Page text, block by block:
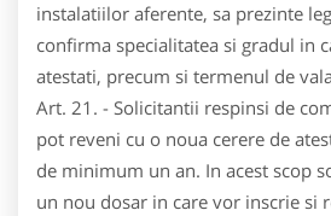
instalatiilor aferente, sa prezinte
confirma specialitatea si gradul in
atestati, precum si termenul de
Art. 21. - Solicitantii respinsi de
pot reveni cu o noua cerere de
de minimum un an. In acest scop
un nou dosar in care vor inscrie si